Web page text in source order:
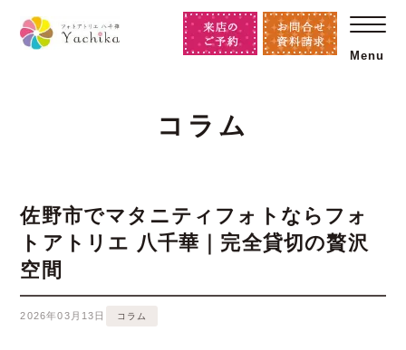
Menu
コラム
佐野市でマタニティフォトならフォ
トアトリエ 八千華｜完全貸切の贅沢
空間
2026年03月13日 コラム